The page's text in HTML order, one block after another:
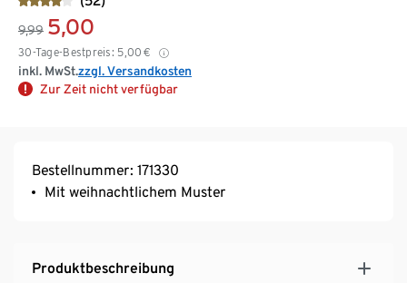
9,99 5,00
30-Tage-Bestpreis: 5,00 €
inkl. MwSt.zzgl. Versandkosten
Zur Zeit nicht verfügbar
Bestellnummer: 171330
Mit weihnachtlichem Muster
Produktbeschreibung